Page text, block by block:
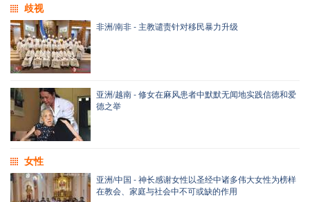
歧视
非洲/南非 - 主教谴责针对移民暴力升级
亚洲/越南 - 修女在麻风患者中默默无闻地实践信德和爱
德之举
女性
亚洲/中国 - 神长感谢女性以圣经中诸多伟大女性为榜样
在教会、家庭与社会中不可或缺的作用